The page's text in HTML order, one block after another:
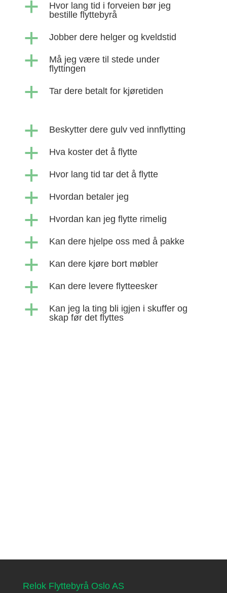
a
Hvor lang tid i forveien bør jeg
bestille flyttebyrå
a Jobber dere helger og kveldstid
a
Må jeg være til stede under
flyttingen
a Tar dere betalt for kjøretiden
a Beskytter dere gulv ved innflytting
a Hva koster det å flytte
a Hvor lang tid tar det å flytte
a Hvordan betaler jeg
a Hvordan kan jeg flytte rimelig
a Kan dere hjelpe oss med å pakke
a Kan dere kjøre bort møbler
a Kan dere levere flytteesker
a
Kan jeg la ting bli igjen i skuffer og
skap før det flyttes
Relok Flyttebyrå Oslo AS